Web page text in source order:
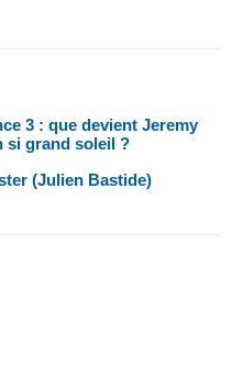
3 : que devient Jeremy
si grand soleil ?
(Julien Bastide)